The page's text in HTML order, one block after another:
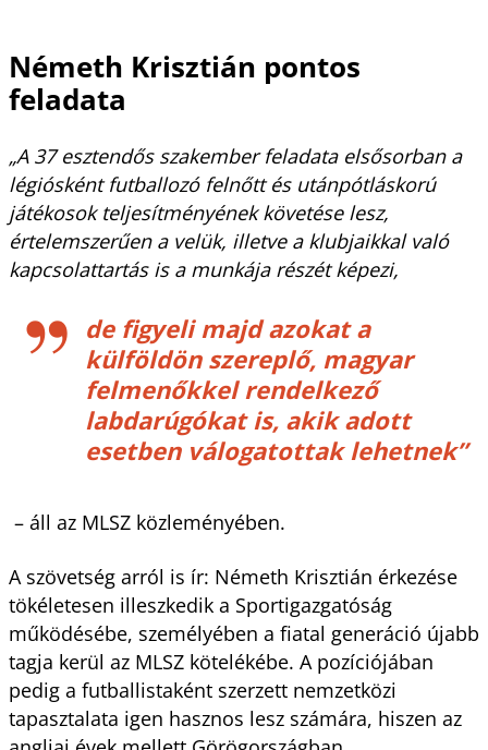
Németh Krisztián pontos
feladata
„A 37 esztendős szakember feladata elsősorban a
légiósként futballozó felnőtt és utánpótláskorú
játékosok teljesítményének követése lesz,
értelemszerűen a velük, illetve a klubjaikkal való
kapcsolattartás is a munkája részét képezi,
de figyeli majd azokat a
külföldön szereplő, magyar
felmenőkkel rendelkező
labdarúgókat is, akik adott
esetben válogatottak lehetnek”
– áll az MLSZ közleményében.
A szövetség arról is ír: Németh Krisztián érkezése
tökéletesen illeszkedik a Sportigazgatóság
működésébe, személyében a fiatal generáció újabb
tagja kerül az MLSZ kötelékébe. A pozíciójában
pedig a futballistaként szerzett nemzetközi
tapasztalata igen hasznos lesz számára, hiszen az